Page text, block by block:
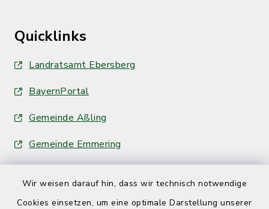
Wir weisen darauf hin, dass wir technisch notwendige
Cookies einsetzen, um eine optimale Darstellung unserer
Quicklinks
Landratsamt Ebersberg
BayernPortal
Gemeinde Aßling
Gemeinde Emmering